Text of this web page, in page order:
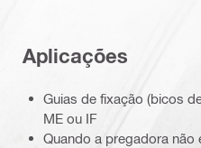
Aplicações
Guias de fixação (bicos
ME ou IF
Quando a pregadora não